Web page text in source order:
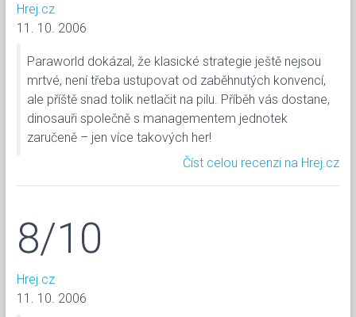
Hrej.cz
11. 10. 2006
Paraworld dokázal, že klasické strategie ještě nejsou
mrtvé, není třeba ustupovat od zaběhnutých konvencí,
ale příště snad tolik netlačit na pilu. Příběh vás dostane,
dinosauři společně s managementem jednotek
zaručeně – jen více takových her!
Číst celou recenzi na Hrej.cz
8/10
Hrej.cz
11. 10. 2006